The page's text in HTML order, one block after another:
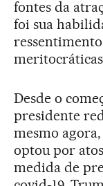
fontes da
foi sua
Desde o
presidente
mesmo
optou por
medida de